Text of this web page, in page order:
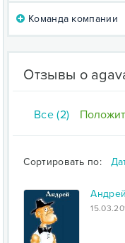
Команда компании
Отзывы о
Все (2)
Сортировать по:
Андрей